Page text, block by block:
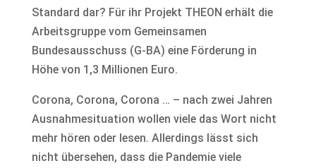
Standard dar? Für ihr Projekt THEON erhält die
Arbeitsgruppe vom Gemeinsamen
Bundesausschuss (G-BA) eine Förderung in
Höhe von 1,3 Millionen Euro.
Corona, Corona, Corona … – nach zwei Jahren
Ausnahmesituation wollen viele das Wort nicht
mehr hören oder lesen. Allerdings lässt sich
nicht übersehen, dass die Pandemie viele